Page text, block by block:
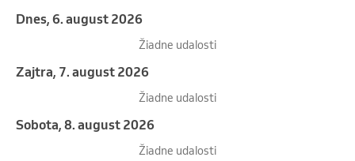
Dnes, 6. august 2026
Žiadne udalosti
Zajtra, 7. august 2026
Žiadne udalosti
sobota, 8. august 2026
Žiadne udalosti